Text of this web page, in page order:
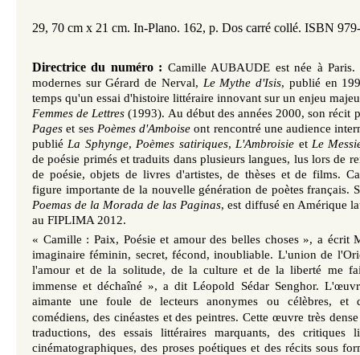
29, 70 cm x 21 cm. In-Plano. 162, p. Dos carré collé. ISBN
Directrice du numéro : Camille AUBAUDE est née à
modernes sur Gérard de Nerval, Le Mythe d'Isis, publié en
temps qu'un essai d'histoire littéraire innovant sur un enjeu
Femmes de Lettres(1993). Au début desannées 2000,son récit
Pageset ses Poèmes d'Amboiseont rencontré une audience
publié La Sphynge, Poèmes satiriques, L'Ambroisie et Le
de poésie primés et traduits dans plusieurs langues, lus lors de
de poésie, objets de livres d'artistes, de thèses et de films.
figure importante de la nouvelle génération de poètes français.
Poemas de la Morada de las Paginas, est diffusé en Amérique
au FIPLIMA 2012.
« Camille : Paix, Poésie et amour des belles choses », a écrit
imaginaire féminin, secret, fécond, inoubliable. L'union de
l'amour et de la solitude, de la culture et de la liberté me
immense et déchaîné », a dit Léopold Sédar Senghor. L'
aimante une foule de lecteurs anonymes ou célèbres, et
comédiens, des cinéastes et des peintres. Cette œuvre très
traductions, des essais littéraires marquants, des critiques
cinématographiques, des proses poétiques et des récits sous